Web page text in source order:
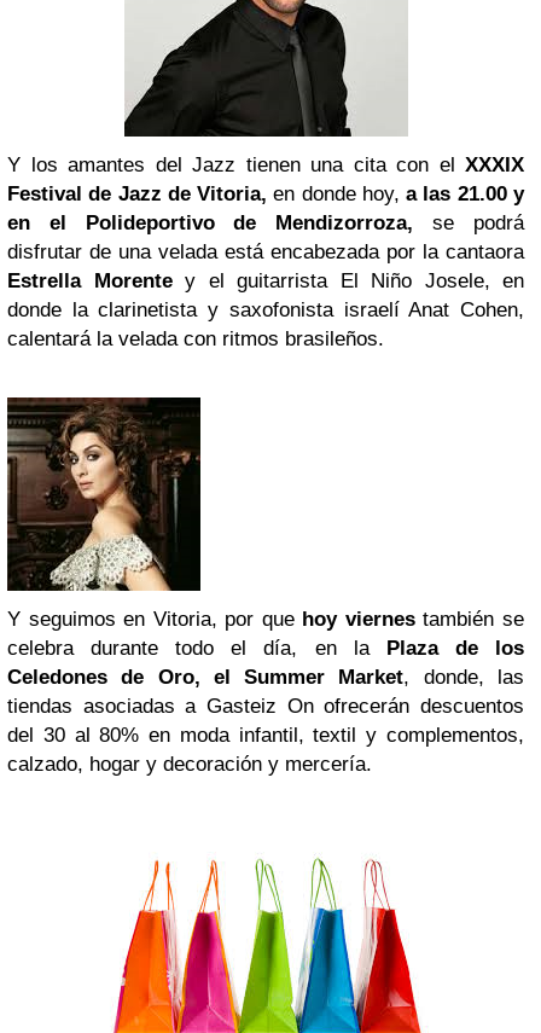
Y los amantes del Jazz tienen una cita con el XXXIX
Festival de Jazz de Vitoria,en donde hoy,a las 21.00 y
en el Polideportivo de Mendizorroza, se podrá
disfrutar de una velada está encabezada por la cantaora
Estrella Morentey el guitarrista El Niño Josele, en
donde la clarinetista y saxofonista israelí Anat Cohen,
calentará la velada con ritmos brasileños.
Y seguimos en Vitoria, por que hoy viernestambién se
celebra durante todo el día, en la Plaza de los
Celedones de Oro,
el Summer Market, donde, las
tiendas asociadas a Gasteiz On ofrecerán descuentos
del 30 al 80% en moda infantil, textil y complementos,
calzado, hogar y decoración y mercería.